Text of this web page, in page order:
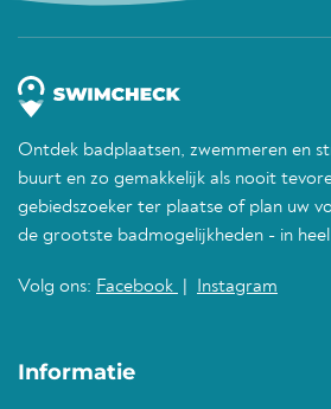
Ontdek badplaatsen, zwemmeren en
buurt en zo gemakkelijk als nooit
gebiedszoeker ter plaatse of plan uw
de grootste badmogelijkheden - in
Volg ons: Facebook Instagram
Informatie